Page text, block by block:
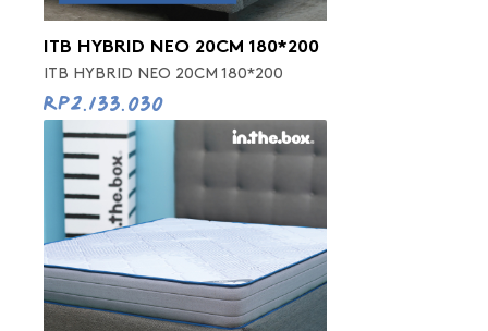
ITB HYBRID NEO 20CM 180*200
ITB HYBRID NEO 20CM 180*200
Rp2.133.030